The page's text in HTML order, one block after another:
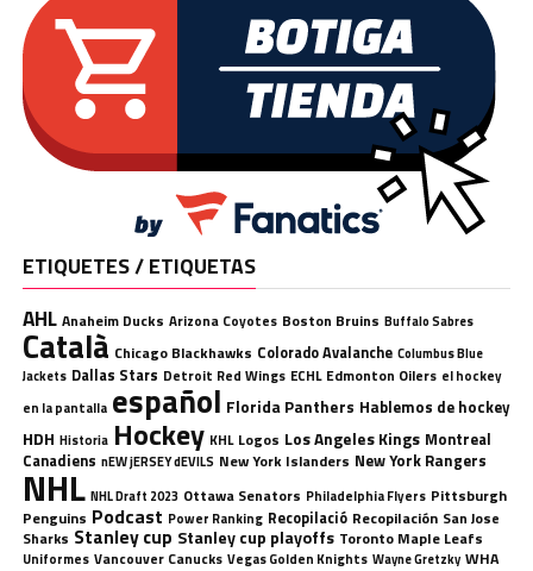
ETIQUETES / ETIQUETAS
AHL Anaheim Ducks Arizona Coyotes Boston Bruins Buffalo Sabres
Català Chicago Blackhawks Colorado Avalanche Columbus Blue
Jackets Dallas Stars Detroit Red Wings ECHL Edmonton Oilers el hockey
en la pantalla español Florida Panthers Hablemos de hockey
HDH Historia Hockey KHL Logos Los Angeles Kings Montreal
Canadiens nEW jERSEY dEVILS New York Islanders New York Rangers
NHL NHL Draft 2023 Ottawa Senators Philadelphia Flyers Pittsburgh
Penguins Podcast Power Ranking Recopilació Recopilación San Jose
Sharks Stanley cup Stanley cup playoffs Toronto Maple Leafs
Uniformes Vancouver Canucks Vegas Golden Knights Wayne Gretzky WHA